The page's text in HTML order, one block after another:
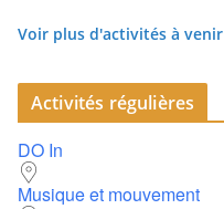
Voir plus d'activités à venir
Activités régulières
DO In
Musique et mouvement